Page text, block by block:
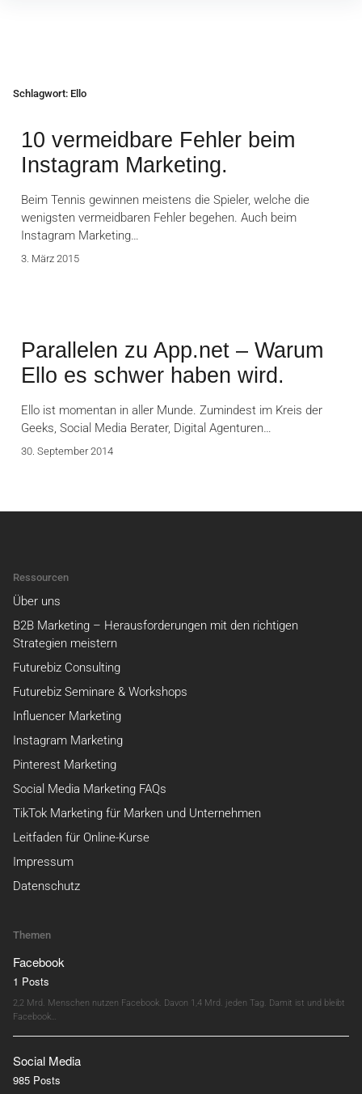
Schlagwort: Ello
10 vermeidbare Fehler beim
Instagram Marketing.
Beim Tennis gewinnen meistens die Spieler, welche die
wenigsten vermeidbaren Fehler begehen. Auch beim
Instagram Marketing…
3. März 2015
Parallelen zu App.net – Warum
Ello es schwer haben wird.
Ello ist momentan in aller Munde. Zumindest im Kreis der
Geeks, Social Media Berater, Digital Agenturen…
30. September 2014
Ressourcen
Über uns
B2B Marketing – Herausforderungen mit den richtigen
Strategien meistern
Futurebiz Consulting
Futurebiz Seminare & Workshops
Influencer Marketing
Instagram Marketing
Pinterest Marketing
Social Media Marketing FAQs
TikTok Marketing für Marken und Unternehmen
Leitfaden für Online-Kurse
Impressum
Datenschutz
Themen
Facebook
1 Posts
2,2 Mrd. Menschen nutzen Facebook. Davon 1,4 Mrd. jeden Tag. Damit ist und bleibt
Facebook…
Social Media
985 Posts